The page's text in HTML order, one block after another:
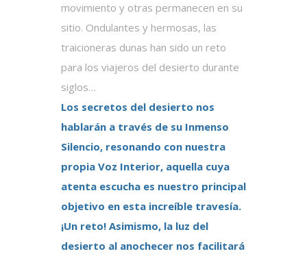
movimiento y otras permanecen en su
sitio. Ondulantes y hermosas, las
traicioneras dunas han sido un reto
para los viajeros del desierto durante
siglos…
Los secretos del desierto nos
hablarán a través de su Inmenso
Silencio, resonando con nuestra
propia Voz Interior, aquella cuya
atenta escucha es nuestro principal
objetivo en esta increíble travesía.
¡Un reto! Asimismo, la luz del
desierto al anochecer nos facilitará